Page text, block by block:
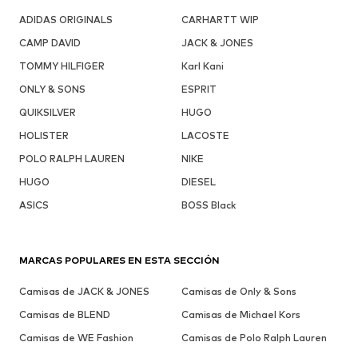
ADIDAS ORIGINALS
CARHARTT WIP
CAMP DAVID
JACK & JONES
TOMMY HILFIGER
Karl Kani
ONLY & SONS
ESPRIT
QUIKSILVER
HUGO
HOLISTER
LACOSTE
POLO RALPH LAUREN
NIKE
HUGO
DIESEL
ASICS
BOSS Black
MARCAS POPULARES EN ESTA SECCIÓN
Camisas de JACK & JONES
Camisas de Only & Sons
Camisas de BLEND
Camisas de Michael Kors
Camisas de WE Fashion
Camisas de Polo Ralph Lauren